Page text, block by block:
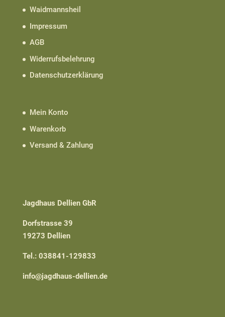
Waidmannsheil
Impressum
AGB
Widerrufsbelehrung
Datenschutzerklärung
Mein Konto
Warenkorb
Versand & Zahlung
Jagdhaus Dellien GbR
Dorfstrasse 39
19273 Dellien
Tel.: 038841-129833
info@jagdhaus-dellien.de